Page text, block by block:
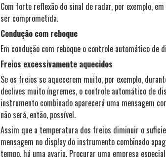
Com forte reflexão do sinal de radar, por exemplo,
ser comprometida.
Condução com reboque
Em condução com reboque o controle automático de
Freios excessivamente aquecidos
Se os freios se aquecerem muito, por exemplo,
declives muito íngremes, o controle automático de
instrumento combinado aparecerá uma mensagem
não será, então, possível.
Assim que a temperatura dos freios diminuir o
mensagem no display do instrumento combinado
tempo, há uma avaria. Procurar uma empresa